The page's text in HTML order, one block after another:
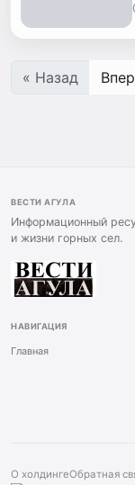
« Назад
ВЕСТИ АГУЛА
Информационный
и жизни горных сел.
НАВИГАЦИЯ
Главная
О холдингеОбратная